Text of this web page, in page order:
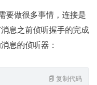
要做很多事情，连接是
息之前侦听握手的完成
息的侦听器：
复制代码